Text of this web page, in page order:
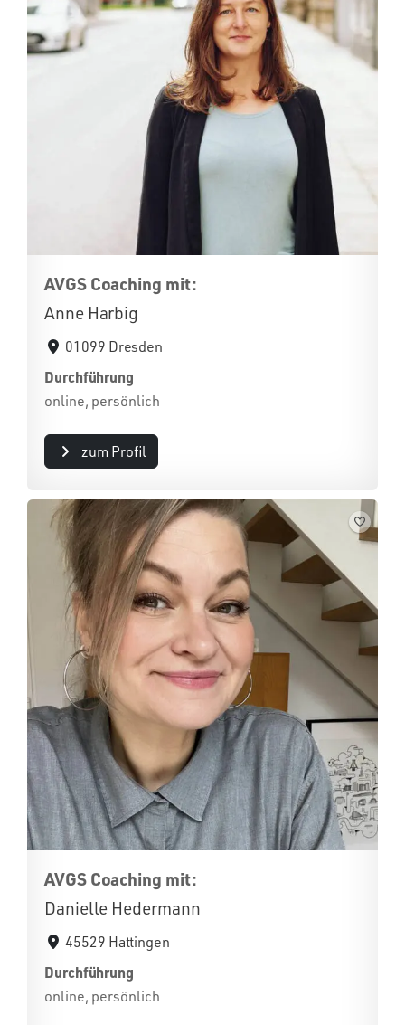
AVGS Coaching mit:
Anne Harbig
01099 Dresden
Durchführung
online, persönlich
zum Profil
AVGS Coaching mit:
Danielle Hedermann
45529 Hattingen
Durchführung
online, persönlich